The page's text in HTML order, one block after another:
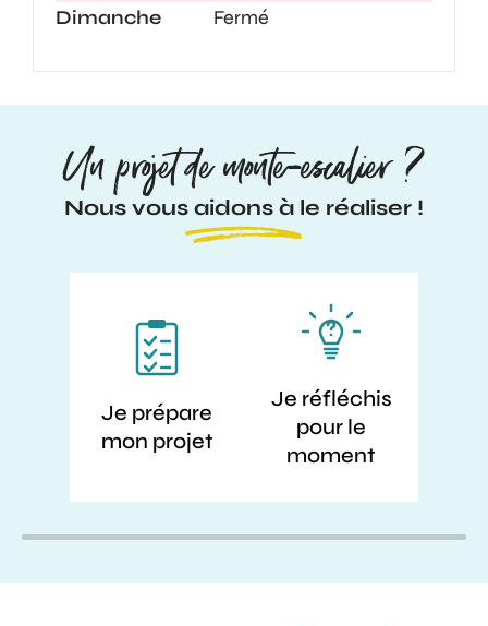
Dimanche
Fermé
Un projet de monte-escalier ?
Nous vous aidons à le réaliser !
Je prépare
mon projet
Je réfléchis
pour le
moment